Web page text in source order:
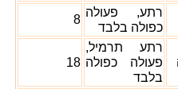
רתע, פעולה
כפולה בלבד
8
רתע תרמיל,
פעולה כפולה
בלבד
18